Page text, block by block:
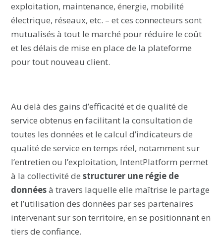
exploitation, maintenance, énergie, mobilité
électrique, réseaux, etc. – et ces connecteurs sont
mutualisés à tout le marché pour réduire le coût
et les délais de mise en place de la plateforme
pour tout nouveau client.
Au delà des gains d’efficacité et de qualité de
service obtenus en facilitant la consultation de
toutes les données et le calcul d’indicateurs de
qualité de service en temps réel, notamment sur
l’entretien ou l’exploitation, IntentPlatform permet
à la collectivité destructurer une régie de
donnéesà travers laquelle elle maîtrise le partage
et l’utilisation des données par ses partenaires
intervenant sur son territoire, en se positionnant en
tiers de confiance.